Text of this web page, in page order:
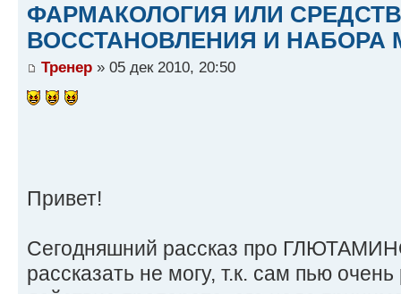
ФАРМАКОЛОГИЯ ИЛИ
ВОССТАНОВЛЕНИЯ И НАБОРА
Тренер » 05 дек 2010, 20:50
Привет!
Сегодняшний рассказ про
рассказать не могу, т.к. сам пью